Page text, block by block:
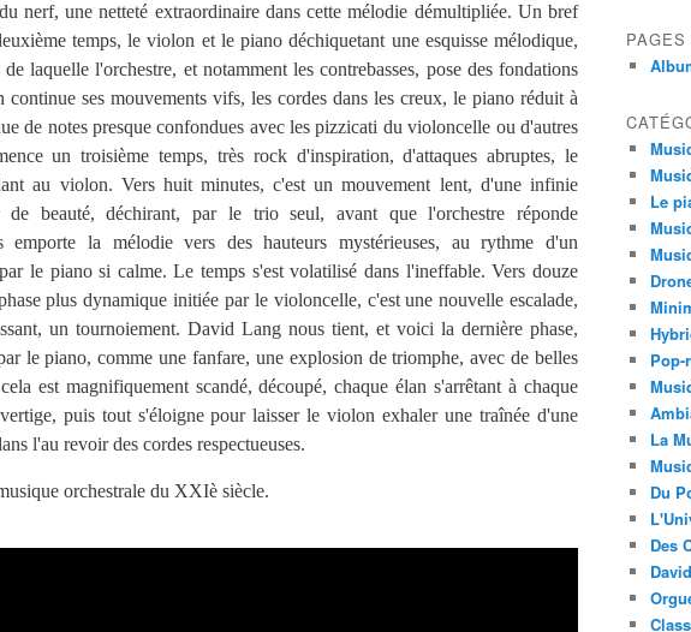
nerf, une netteté extraordinaire dans cette mélodie démultipliée. Un bref
temps, le violon et le piano déchiquetant une esquisse mélodique,
laquelle l'orchestre, et notamment les contrebasses, pose des fondations
continue ses mouvements vifs, les cordes dans les creux, le piano réduit à
de notes presque confondues avec les pizzicati du violoncelle ou d'autres
un troisième temps, très rock d'inspiration, d'attaques abruptes, le
au violon. Vers huit minutes, c'est un mouvement lent, d'une infinie
de beauté, déchirant, par le trio seul, avant que l'orchestre réponde
emporte la mélodie vers des hauteurs mystérieuses, au rythme d'un
le piano si calme. Le temps s'est volatilisé dans l'ineffable. Vers douze
plus dynamique initiée par le violoncelle, c'est une nouvelle escalade,
un tournoiement. David Lang nous tient, et voici la dernière phase,
le piano, comme une fanfare, une explosion de triomphe, avec de belles
est magnifiquement scandé, découpé, chaque élan s'arrêtant à chaque
puis tout s'éloigne pour laisser le violon exhaler une traînée d'une
l'au revoir des cordes respectueuses.
orchestrale du XXIè siècle.
PAGES
Le
La
Du
Des